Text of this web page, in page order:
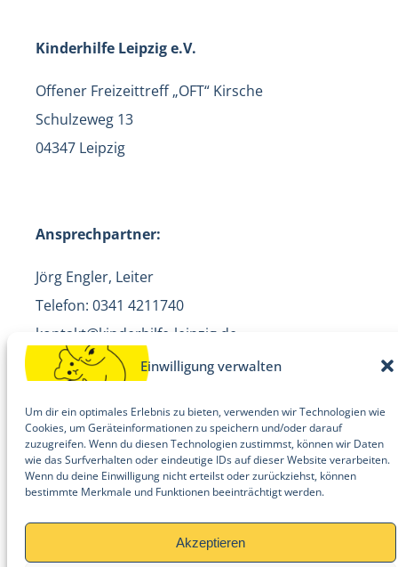
Einwilligung verwalten
Um dir ein optimales Erlebnis zu bieten, verwenden wir Technologien wie
Cookies, um Geräteinformationen zu speichern und/oder darauf
zuzugreifen. Wenn du diesen Technologien zustimmst, können wir Daten
wie das Surfverhalten oder eindeutige IDs auf dieser Website verarbeiten.
Wenn du deine Einwilligung nicht erteilst oder zurückziehst, können
bestimmte Merkmale und Funktionen beeinträchtigt werden.
Akzeptieren
Kinderhilfe Leipzig e.V.
Offener Freizeittreff „OFT“ Kirsche
Schulzeweg 13
04347 Leipzig
Ansprechpartner:
Jörg Engler, Leiter
Telefon: 0341 4211740
kontakt@kinderhilfe-leipzig.de
© Kinderhilfe Leipzig e. V. 2026